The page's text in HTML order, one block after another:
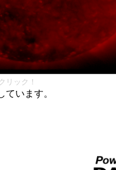
リック！
ています。